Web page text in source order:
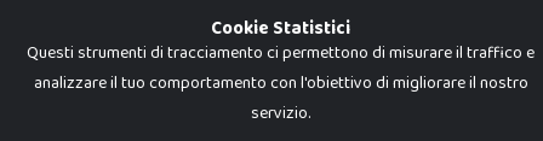
Cookie Statistici
Questi strumenti di tracciamento ci permettono di misurare il traffico e
analizzare il tuo comportamento con l'obiettivo di migliorare il nostro
servizio.